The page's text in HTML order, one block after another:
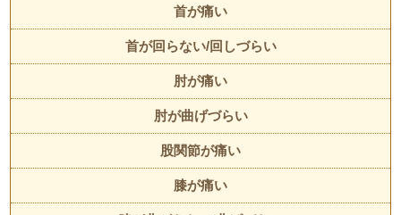
首が痛い
首が回らない/回しづらい
肘が痛い
肘が曲げづらい
股関節が痛い
膝が痛い